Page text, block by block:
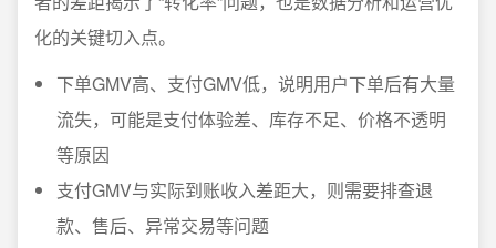
化的关键切入点。
下单GMV高、支付GMV低，说明用户下单后有大量
流失，可能是支付体验差、库存不足、价格不透明
等原因
支付GMV与实际到账收入差距大，则需要排查退
款、售后、异常交易等问题